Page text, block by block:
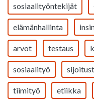
sosiaalityöntekijät
elämänhallinta
arvot testaus
sosiaalityö
tiimityö etiikka